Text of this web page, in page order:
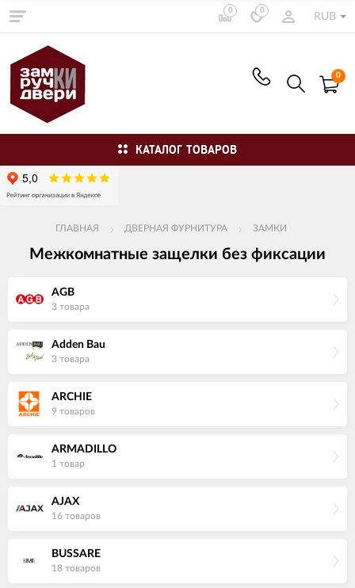
0 0
RUB
0
КАТАЛОГ ТОВАРОВ
ГЛАВНАЯ ДВЕРНАЯ ФУРНИТУРА ЗАМКИ
Межкомнатные защелки без фиксации
AGB
3 товара
Adden Bau
3 товара
ARCHIE
9 товаров
ARMADILLO
1 товар
AJAX
16 товаров
BUSSARE
18 товаров